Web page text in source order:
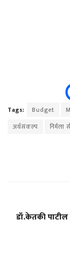
Tags: Budget
अर्थसंकल्प
निर्मला
डॉ.केतकी पाटील